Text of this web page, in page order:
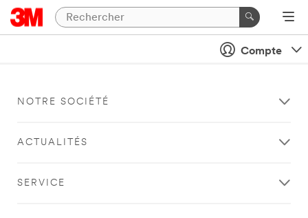
Compte
NOTRE SOCIÉTÉ
ACTUALITÉS
SERVICE